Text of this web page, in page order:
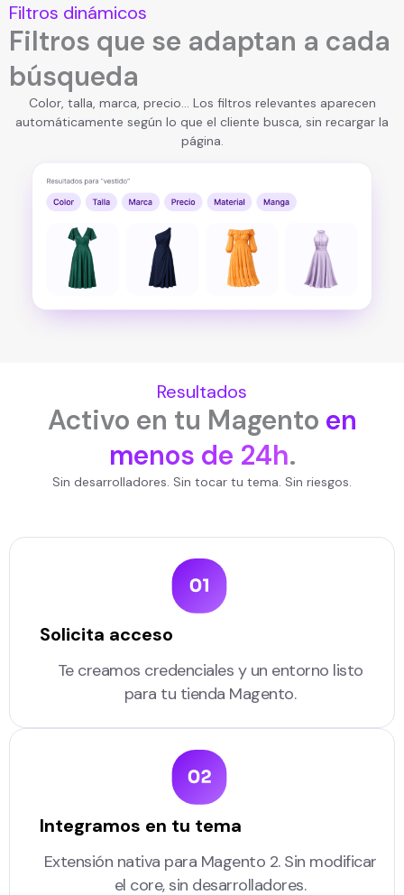
Filtros dinámicos
Filtros que se adaptan a cada
búsqueda
Color, talla, marca, precio… Los filtros relevantes aparecen
automáticamente según lo que el cliente busca, sin recargar la
página.
Resultados
Activo en tu Magento en
menos de 24h.
Sin desarrolladores. Sin tocar tu tema. Sin riesgos.
Solicita acceso
Te creamos credenciales y un entorno listo
para tu tienda Magento.
Integramos en tu tema
Extensión nativa para Magento 2. Sin modificar
el core, sin desarrolladores.